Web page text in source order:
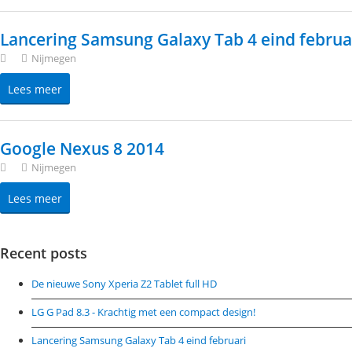
Lancering Samsung Galaxy Tab 4 eind
Nijmegen
Lees meer
Google Nexus 8 2014
Nijmegen
Lees meer
Recent posts
De nieuwe Sony Xperia Z2 Tablet full HD
LG G Pad 8.3 - Krachtig met een compact design!
Lancering Samsung Galaxy Tab 4 eind februari